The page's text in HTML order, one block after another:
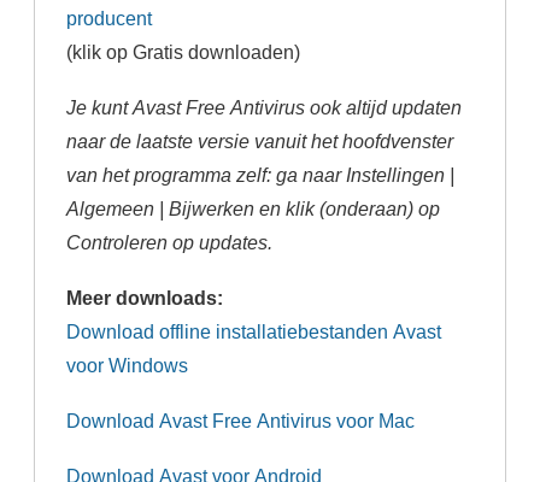
producent
(klik op Gratis downloaden)
Je kunt Avast Free Antivirus ook altijd updaten
naar de laatste versie vanuit het hoofdvenster
van het programma zelf: ga naar Instellingen |
Algemeen | Bijwerken en klik (onderaan) op
Controleren op updates.
Meer downloads:
Download offline installatiebestanden Avast
voor Windows
Download Avast Free Antivirus voor Mac
Download Avast voor Android